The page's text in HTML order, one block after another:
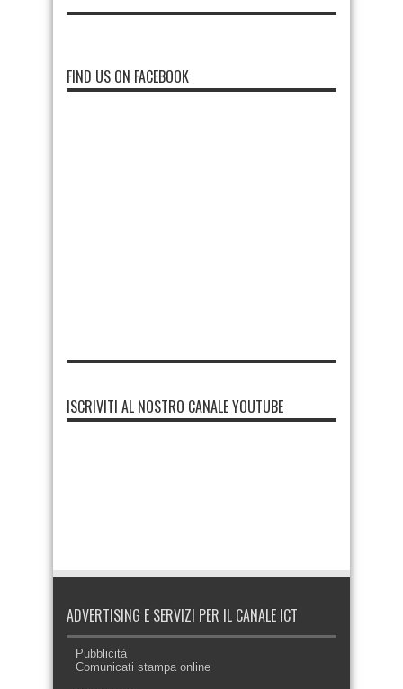
FIND US ON FACEBOOK
ISCRIVITI AL NOSTRO CANALE YOUTUBE
ADVERTISING E SERVIZI PER IL CANALE ICT
Pubblicità
Comunicati stampa online